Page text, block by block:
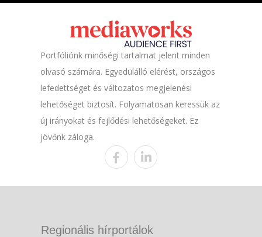
Portfóliónk minőségi tartalmat jelent minden
olvasó számára. Egyedülálló elérést, országos
lefedettséget és változatos megjelenési
lehetőséget biztosít. Folyamatosan keressük az
új irányokat és fejlődési lehetőségeket. Ez
jövőnk záloga.
Regionális hírportálok